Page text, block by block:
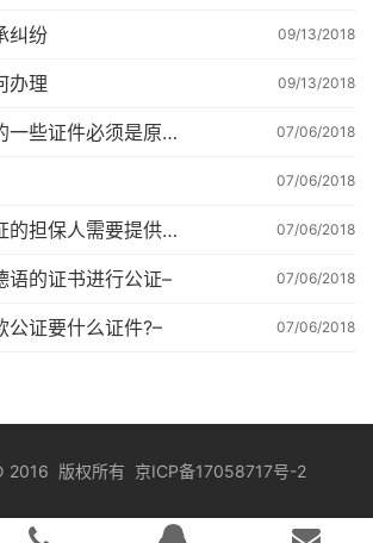
纠纷 09/13/2018
办理 09/13/2018
出生证明中父母的一些证件必须是原件吗– 07/06/2018
07/06/2018
资助出国留学公证的担保人需要提供哪些材料？– 07/06/2018
语的证书进行公证– 07/06/2018
公证要什么证件?– 07/06/2018
2016 版权所有 京ICP备17058717号-2